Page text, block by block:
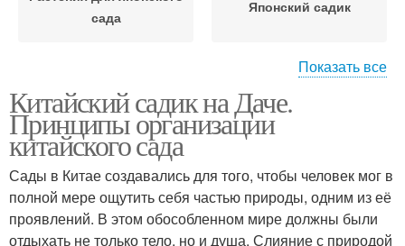
сада
Японский садик
Ландшафтный дизайн Японский вид
Растения для японского
дизайна
Показать все
Китайский садик на Даче.
Принципы организации
китайского сада
Сады в Китае создавались для того, чтобы человек мог в
полной мере ощутить себя частью природы, одним из её
проявлений. В этом обособленном мире должны были
отдыхать не только тело, но и душа. Слияние с природой